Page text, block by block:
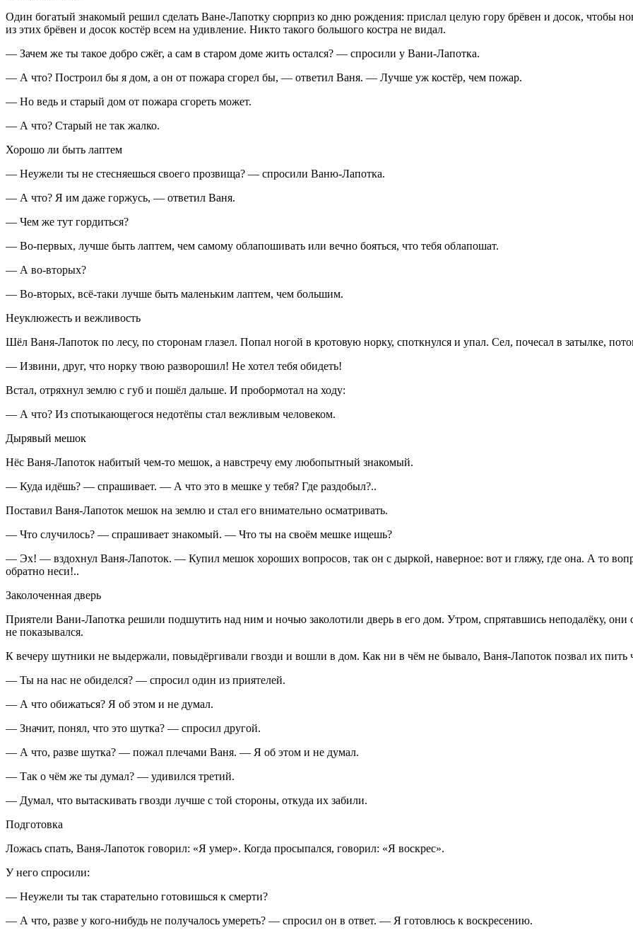
Один богатый знакомый решил сделать Ване-Лапотку сюрприз ко дню рождения: прислал целую гору брёвен и досок, чтобы
из этих брёвен и досок костёр всем на удивление. Никто такого большого костра не видал.
— Зачем же ты такое добро сжёг, а сам в старом доме жить остался? — спросили у Вани-Лапотка.
— А что? Построил бы я дом, а он от пожара сгорел бы, — ответил Ваня. — Лучше уж костёр, чем пожар.
— Но ведь и старый дом от пожара сгореть может.
— А что? Старый не так жалко.
Хорошо ли быть лаптем
— Неужели ты не стесняешься своего прозвища? — спросили Ваню-Лапотка.
— А что? Я им даже горжусь, — ответил Ваня.
— Чем же тут гордиться?
— Во-первых, лучше быть лаптем, чем самому облапошивать или вечно бояться, что тебя облапошат.
— А во-вторых?
— Во-вторых, всё-таки лучше быть маленьким лаптем, чем большим.
Неуклюжесть и вежливость
Шёл Ваня-Лапоток по лесу, по сторонам глазел. Попал ногой в кротовую норку, споткнулся и упал. Сел, почесал в затылке,
— Извини, друг, что норку твою разворошил! Не хотел тебя обидеть!
Встал, отряхнул землю с губ и пошёл дальше. И пробормотал на ходу:
— А что? Из спотыкающегося недотёпы стал вежливым человеком.
Дырявый мешок
Нёс Ваня-Лапоток набитый чем-то мешок, а навстречу ему любопытный знакомый.
— Куда идёшь? — спрашивает. — А что это в мешке у тебя? Где раздобыл?..
Поставил Ваня-Лапоток мешок на землю и стал его внимательно осматривать.
— Что случилось? — спрашивает знакомый. — Что ты на своём мешке ищешь?
— Эх! — вздохнул Ваня-Лапоток. — Купил мешок хороших вопросов, так он с дыркой, наверное: вот и гляжу, где она. А то
обратно неси!..
Заколоченная дверь
Приятели Вани-Лапотка решили подшутить над ним и ночью заколотили дверь в его дом. Утром, спрятавшись неподалёку,
не показывался.
К вечеру шутники не выдержали, повыдёргивали гвозди и вошли в дом. Как ни в чём не бывало, Ваня-Лапоток позвал их пить
— Ты на нас не обиделся? — спросил один из приятелей.
— А что обижаться? Я об этом и не думал.
— Значит, понял, что это шутка? — спросил другой.
— А что, разве шутка? — пожал плечами Ваня. — Я об этом и не думал.
— Так о чём же ты думал? — удивился третий.
— Думал, что вытаскивать гвозди лучше с той стороны, откуда их забили.
Подготовка
Ложась спать, Ваня-Лапоток говорил: «Я умер». Когда просыпался, говорил: «Я воскрес».
У него спросили:
— Неужели ты так старательно готовишься к смерти?
— А что, разве у кого-нибудь не получалось умереть? — спросил он в ответ. — Я готовлюсь к воскресению.